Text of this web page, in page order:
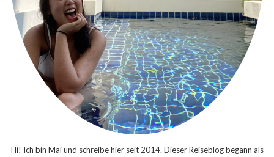
Hi! Ich bin Mai und schreibe hier seit 2014. Dieser Reiseblog begann als